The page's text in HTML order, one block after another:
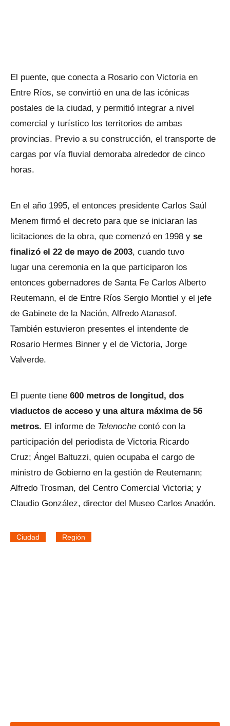
El puente, que conecta a Rosario con Victoria en
Entre Ríos, se convirtió en una de las icónicas
postales de la ciudad, y permitió integrar a nivel
comercial y turístico los territorios de ambas
provincias. Previo a su construcción, el transporte de
cargas por vía fluvial demoraba alrededor de cinco
horas.
En el año 1995, el entonces presidente Carlos Saúl
Menem firmó el decreto para que se iniciaran las
licitaciones de la obra, que comenzó en 1998 y se
finalizó el 22 de mayo de 2003, cuando tuvo
lugar una ceremonia en la que participaron los
entonces gobernadores de Santa Fe Carlos Alberto
Reutemann, el de Entre Ríos Sergio Montiel y el jefe
de Gabinete de la Nación, Alfredo Atanasof.
También estuvieron presentes el intendente de
Rosario Hermes Binner y el de Victoria, Jorge
Valverde.
El puente tiene 600 metros de longitud, dos
viaductos de acceso y una altura máxima de 56
metros. El informe de Telenoche contó con la
participación del periodista de Victoria Ricardo
Cruz; Ángel Baltuzzi, quien ocupaba el cargo de
ministro de Gobierno en la gestión de Reutemann;
Alfredo Trosman, del Centro Comercial Victoria; y
Claudio González, director del Museo Carlos Anadón.
Ciudad Región